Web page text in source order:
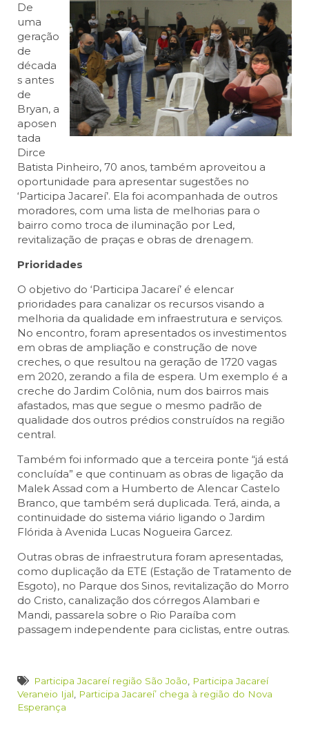
De
uma
geração
de
década
s antes
de
Bryan, a
aposen
tada
Dirce
Batista Pinheiro, 70 anos, também aproveitou a
oportunidade para apresentar sugestões no
‘Participa Jacareí’. Ela foi acompanhada de outros
moradores, com uma lista de melhorias para o
bairro como troca de iluminação por Led,
revitalização de praças e obras de drenagem.
Prioridades
O objetivo do ‘Participa Jacareí’ é elencar
prioridades para canalizar os recursos visando a
melhoria da qualidade em infraestrutura e serviços.
No encontro, foram apresentados os investimentos
em obras de ampliação e construção de nove
creches, o que resultou na geração de 1720 vagas
em 2020, zerando a fila de espera. Um exemplo é a
creche do Jardim Colônia, num dos bairros mais
afastados, mas que segue o mesmo padrão de
qualidade dos outros prédios construídos na região
central.
Também foi informado que a terceira ponte “já está
concluída” e que continuam as obras de ligação da
Malek Assad com a Humberto de Alencar Castelo
Branco, que também será duplicada. Terá, ainda, a
continuidade do sistema viário ligando o Jardim
Flórida à Avenida Lucas Nogueira Garcez.
Outras obras de infraestrutura foram apresentadas,
como duplicação da ETE (Estação de Tratamento de
Esgoto), no Parque dos Sinos, revitalização do Morro
do Cristo, canalização dos córregos Alambari e
Mandi, passarela sobre o Rio Paraíba com
passagem independente para ciclistas, entre outras.
Participa Jacareí região São João
Participa Jacareí
Veraneio Ijal
Participa Jacareí’ chega à região do Nova
Esperança